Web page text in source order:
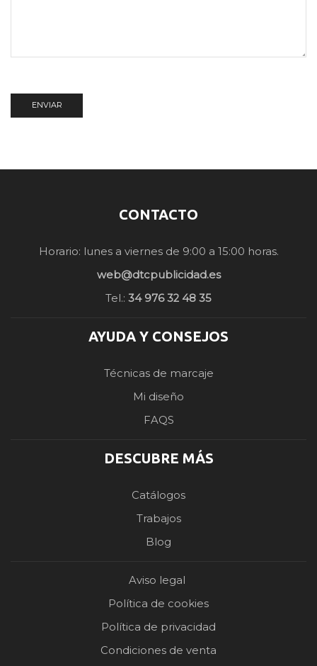
CONTACTO
Horario: lunes a viernes de 9:00 a 15:00 horas.
web@dtcpublicidad.es
Tel.: 34 976 32 48 35
AYUDA Y CONSEJOS
Técnicas de marcaje
Mi diseño
FAQS
DESCUBRE MÁS
Catálogos
Trabajos
Blog
Aviso legal
Política de cookies
Política de privacidad
Condiciones de venta